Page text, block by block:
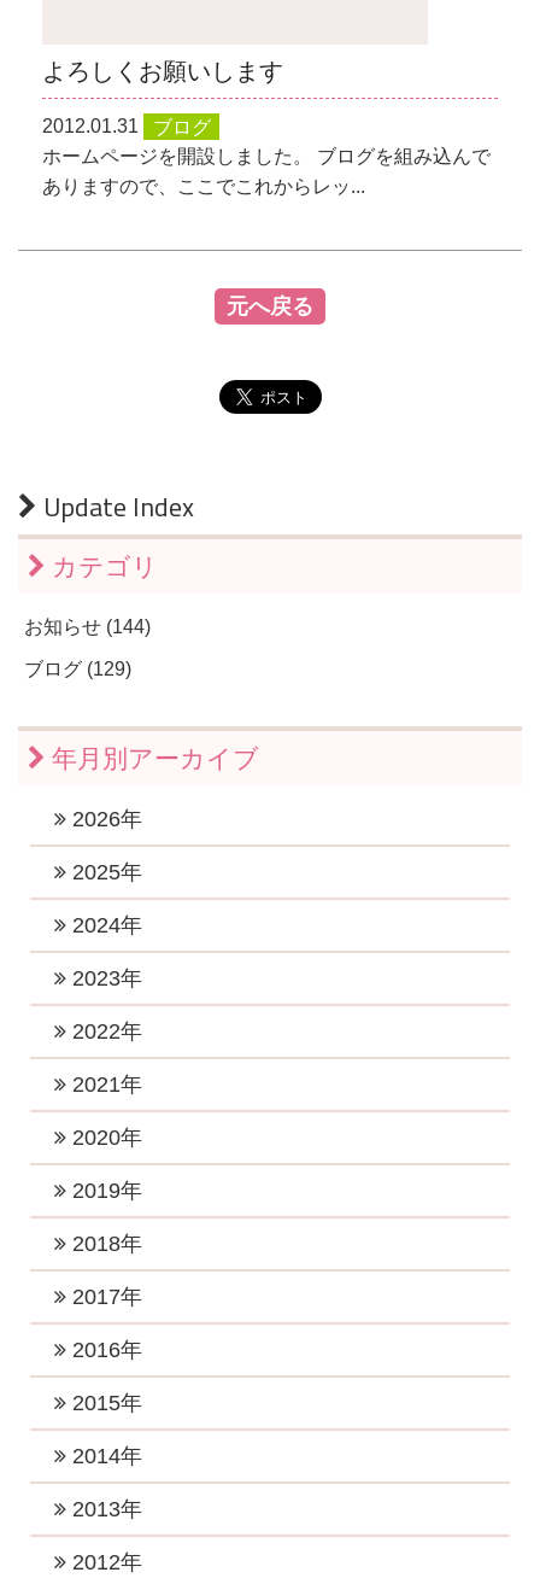
よろしくお願いします
2012.01.31
ブログ
ホームページを開設しました。 ブログを組み込んで
ありますので、ここでこれからレッ...
元へ戻る
Update Index
カテゴリ
お知らせ (144)
ブログ (129)
年月別アーカイブ
2026年
2026年7月 (1)
2026年5月 (1)
2026年4月 (1)
2026年3月 (1)
2026年2月 (1)
2025年
2025年11月 (1)
2025年9月 (1)
2025年8月 (1)
2025年6月 (2)
2025年5月 (1)
2025年2月 (2)
2025年1月 (2)
2024年
2024年12月 (2)
2024年10月 (1)
2024年9月 (2)
2024年8月 (1)
2024年6月 (3)
2024年4月 (2)
2024年3月 (2)
2024年2月 (1)
2023年
2023年12月 (1)
2023年8月 (2)
2023年7月 (2)
2023年5月 (1)
2023年4月 (2)
2023年2月 (2)
2023年1月 (5)
2022年
2022年12月 (1)
2022年10月 (1)
2022年8月 (1)
2022年7月 (4)
2022年6月 (1)
2022年4月 (1)
2022年3月 (1)
2022年2月 (2)
2022年1月 (2)
2021年
2021年11月 (4)
2021年8月 (2)
2021年7月 (1)
2021年6月 (4)
2021年5月 (1)
2021年2月 (2)
2021年1月 (3)
2020年
2020年12月 (2)
2020年10月 (2)
2020年8月 (3)
2020年7月 (2)
2020年5月 (2)
2020年3月 (4)
2020年2月 (1)
2020年1月 (4)
2019年
2019年12月 (2)
2019年10月 (3)
2019年7月 (3)
2019年5月 (1)
2019年4月 (2)
2019年2月 (4)
2019年1月 (3)
2018年
2018年12月 (2)
2018年10月 (1)
2018年8月 (3)
2018年7月 (1)
2018年6月 (2)
2017年
2017年12月 (3)
2017年10月 (4)
2017年9月 (4)
2017年8月 (3)
2017年7月 (6)
2016年
2016年12月 (4)
2016年10月 (4)
2016年9月 (3)
2016年8月 (3)
2015年
2015年12月 (2)
2015年10月 (1)
2015年9月 (1)
2014年
2014年12月 (2)
2013年
2013年11月 (1)
2012年